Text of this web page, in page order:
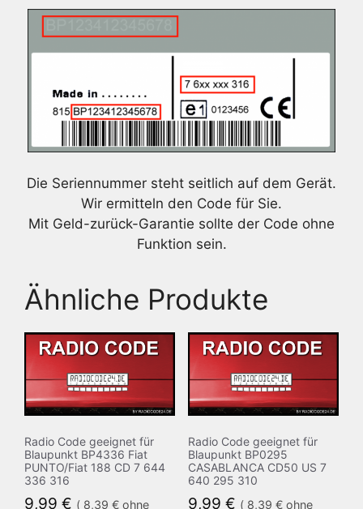
Die Seriennummer steht seitlich auf dem Gerät.
Wir ermitteln den Code für Sie.
Mit Geld-zurück-Garantie sollte der Code ohne
Funktion sein.
Ähnliche Produkte
Radio Code geeignet für
Blaupunkt BP4336 Fiat
PUNTO/Fiat 188 CD 7 644
336 316
9,99 € ( 8,39 € ohne
Radio Code geeignet für
Blaupunkt BP0295
CASABLANCA CD50 US 7
640 295 310
9,99 € ( 8,39 €ohne